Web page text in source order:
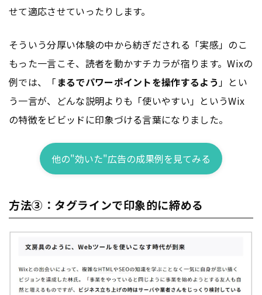
せて適応させていったりします。
そういう分厚い体験の中から紡ぎだされる「実感」のこ
もった一言こそ、読者を動かすチカラが宿ります。Wixの
例では、「 まるでパワーポイントを操作するよう 」とい
う一言が、どんな説明よりも「使いやすい」というWix
の特徴をビビッドに印象づける言葉になりました。
他の"効いた"広告の成果例を見てみる
方法③：タグラインで印象的に締める